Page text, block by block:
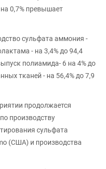
0,7% превышает
сульфата аммония -
- на 3,4% до 94,4
полиамида- 6 на 4% до
тканей - на 56,4% до 7,9
продолжается
производству
сульфата
(США) и производства